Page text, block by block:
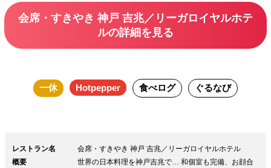
き焼き、しゃぶしゃぶを供するなど、 伝統を重んじながら
も多くの方に日本料理の美味しさを味わってもらえるよう
様々な試みをしております。 ■おすすめ料理 ・10月～4月限
舌の上でとろける食感。しゃぶしゃぶもおすすめ。 ・美し
会席・すきやき 神戸 吉兆／リーガロイヤルホテ
ルの詳細を見る
一休 Hotpepper 食べログ ぐるなび
レストラン名
会席・すきやき 神戸 吉兆／リーガロイヤルホテル
概要
世界の日本料理を神戸吉兆で… 和個室も完備、お顔合